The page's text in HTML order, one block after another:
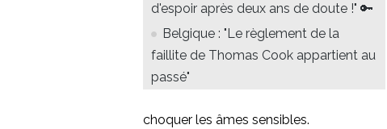
d'espoir après deux ans de doute !" 🔑
Belgique : "Le règlement de la
faillite de Thomas Cook appartient au
passé"
choquer les âmes sensibles.